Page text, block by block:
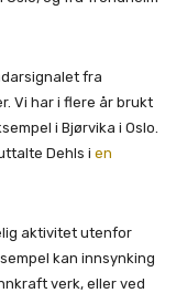
fra
Vi har i flere år brukt
i Bjørvika i Oslo.
Dehls i en
aktivitet utenfor
kan innsynking
verk, eller ved